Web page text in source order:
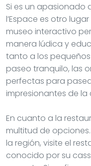
Si es un apasionado
l’Espace es otro
museo interactivo
manera lúdica y
tanto a los
paseo tranquilo, las
perfectas para
impresionantes de la
En cuanto a la
multitud de
la región, visite el
conocido por su